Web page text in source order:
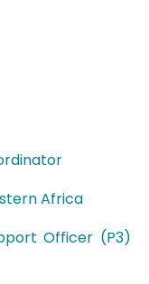
Africa
Officer (P3)